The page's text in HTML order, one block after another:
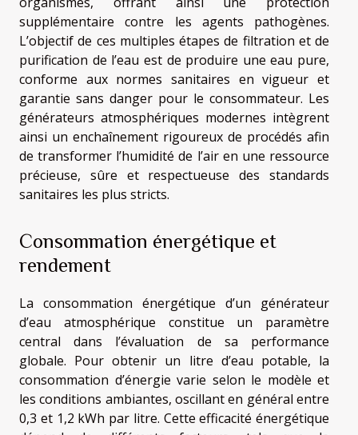
supplémentaire contre les agents pathogènes.
L’objectif de ces multiples étapes de filtration et de
purification de l’eau est de produire une eau pure,
conforme aux normes sanitaires en vigueur et
garantie sans danger pour le consommateur. Les
générateurs atmosphériques modernes intègrent
ainsi un enchaînement rigoureux de procédés afin
de transformer l’humidité de l’air en une ressource
précieuse, sûre et respectueuse des standards
sanitaires les plus stricts.
Consommation énergétique et
rendement
La consommation énergétique d’un générateur
d’eau atmosphérique constitue un paramètre
central dans l’évaluation de sa performance
globale. Pour obtenir un litre d’eau potable, la
consommation d’énergie varie selon le modèle et
les conditions ambiantes, oscillant en général entre
0,3 et 1,2 kWh par litre. Cette efficacité énergétique